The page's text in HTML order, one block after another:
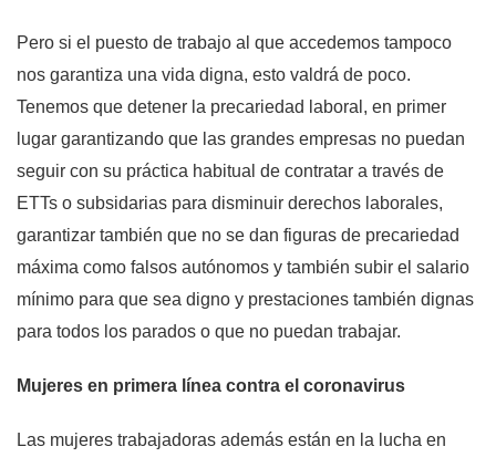
Pero si el puesto de trabajo al que accedemos tampoco
nos garantiza una vida digna, esto valdrá de poco.
Tenemos que detener la precariedad laboral, en primer
lugar garantizando que las grandes empresas no puedan
seguir con su práctica habitual de contratar a través de
ETTs o subsidarias para disminuir derechos laborales,
garantizar también que no se dan figuras de precariedad
máxima como falsos autónomos y también subir el salario
mínimo para que sea digno y prestaciones también dignas
para todos los parados o que no puedan trabajar.
Mujeres en primera línea contra el coronavirus
Las mujeres trabajadoras además están en la lucha en